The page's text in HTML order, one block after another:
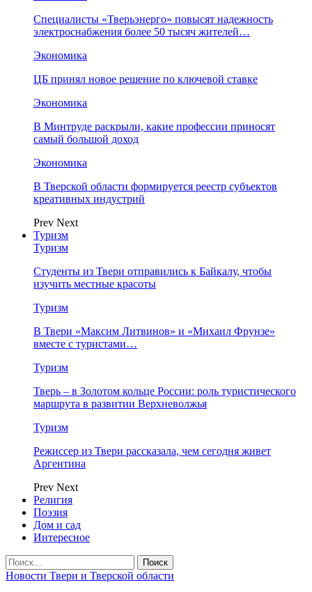
Специалисты «Тверьэнерго» повысят надежность
электроснабжения более 50 тысяч жителей…
Экономика
ЦБ принял новое решение по ключевой ставке
Экономика
В Минтруде раскрыли, какие профессии приносят
самый большой доход
Экономика
В Тверской области формируется реестр субъектов
креативных индустрий
Prev Next
Туризм
Туризм
Студенты из Твери отправились к Байкалу, чтобы
изучить местные красоты
Туризм
В Твери «Максим Литвинов» и «Михаил Фрунзе»
вместе с туристами…
Туризм
Тверь – в Золотом кольце России: роль туристического
маршрута в развитии Верхневолжья
Туризм
Режиссер из Твери рассказала, чем сегодня живет
Аргентина
Prev Next
Религия
Поэзия
Дом и сад
Интересное
Новости Твери и Тверской области